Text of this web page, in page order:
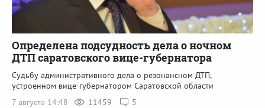
Определена подсудность дела о ночном
ДТП саратовского вице-губернатора
Судьбу административного дела о резонансном ДТП,
устроенном вице-губернатором Саратовской области
7 августа 14:48
11459 5